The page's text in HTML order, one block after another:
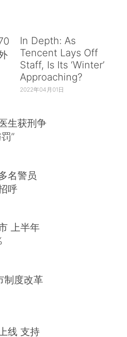
In Depth: As
Tencent Lays Off
Staff, Is Its ‘Winter’
Approaching?
2022年04月01日
生获刑争
”
名警员
呼
上半年
制度改革
线 支持